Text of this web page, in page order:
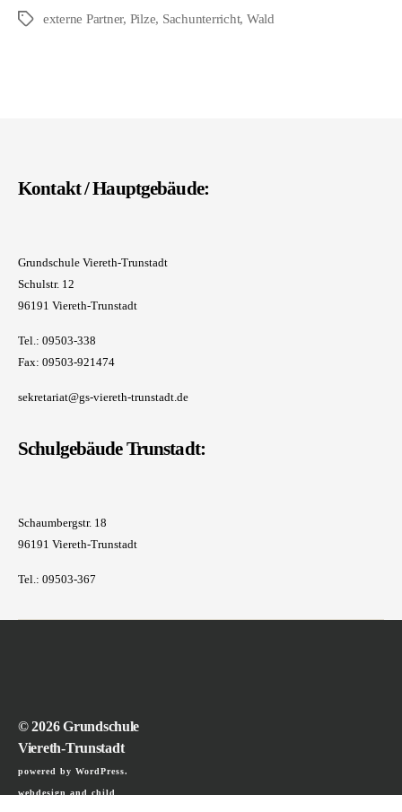
Schlagwörter
externe Partner, Pilze, Sachunterricht, Wald
Kontakt / Hauptgebäude:
Grundschule Viereth-Trunstadt
Schulstr. 12
96191 Viereth-Trunstadt
Tel.: 09503-338
Fax: 09503-921474
sekretariat@gs-viereth-trunstadt.de
Schulgebäude Trunstadt:
Schaumbergstr. 18
96191 Viereth-Trunstadt
Tel.: 09503-367
© 2026Grundschule
Viereth-Trunstadt
powered by WordPress.
webdesign and child